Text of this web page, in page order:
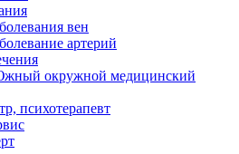
вен
артерий
окружной медицинский
психотерапевт